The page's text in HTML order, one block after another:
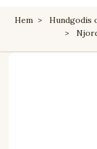
Hem Hundgodis